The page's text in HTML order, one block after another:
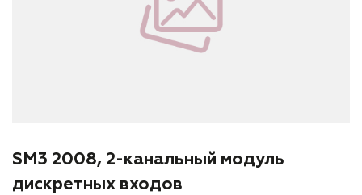
SM3 2008, 2-канальный модуль
дискретных входов